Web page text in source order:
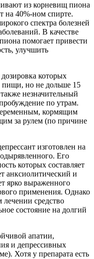
из корневищ пиона
на 40%-ном спирте.
спектра болезней
В качестве
помогает привести
улучшить
которых
пищи, но не дольше 15
незначительный
по утрам.
кормящим
за рулем (по причине
изготовлен на
Его
которых составляет
анксиолитический и
ярко выраженного
применения. Однако
средство
состояние на долгий
апатии,
и депрессивных
Хотя у препарата есть